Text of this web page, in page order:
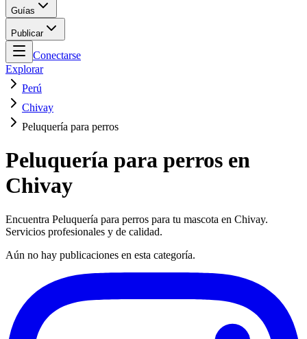
Guías
Publicar
Conectarse
Explorar
Perú
Chivay
Peluquería para perros
Peluquería para perros en
Chivay
Encuentra Peluquería para perros para tu mascota en Chivay.
Servicios profesionales y de calidad.
Aún no hay publicaciones en esta categoría.